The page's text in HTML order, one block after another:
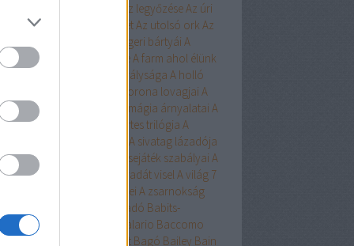
Az Olimposz legyőzéseAz úri
Az utolsó huszonhétAz utolsó ork Az
A Birodalom tengeri bártyái A
kultiváció nagymestereA farm ahol élünk
A híd királysága A holló
A korona lovagjai A
népe
A mágia árnyalatai A
rabjai
A nyertes trilógia A
A sivatag lázadója
egyenlete
A szerencsejáték szabályai A
boszorkánya
A tacskó Pradát viselA világ 7
A Yellowstone alfahímjei A zsarnokság
Babilon Kiadó Babits-
Baccalario Baccomo
Baehr Baggot Bagó Bailey Bain